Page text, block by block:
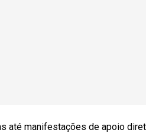
até manifestações de apoio